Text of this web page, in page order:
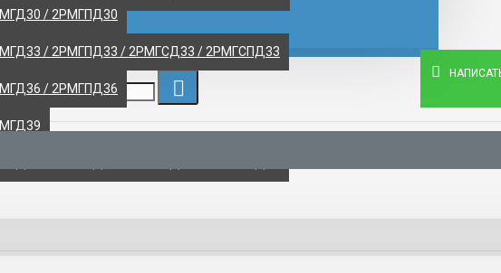
/ 2РМГПД30
/ 2РМГПД33 / 2РМГСД33 / 2РМГСПД33
/ 2РМГПД36